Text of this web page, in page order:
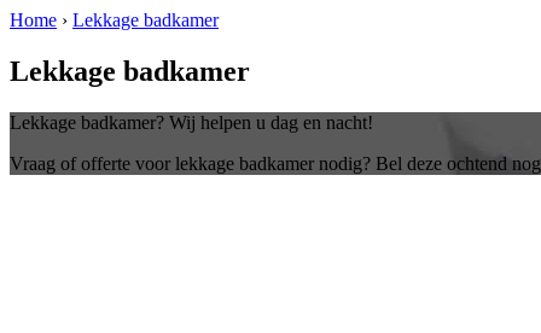
Home › Lekkage badkamer
Lekkage badkamer
Lekkage badkamer? Wij helpen u dag en nacht!
Vraag of offerte voor lekkage badkamer nodig? Bel deze ochtend